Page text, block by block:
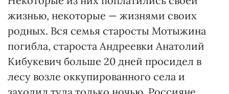
жизнью, некоторые — жизнями своих
родных. Вся семья старосты Мотыжина
погибла, староста Андреевки Анатолий
Кибукевич больше 20 дней просидел в
лесу возле оккупированного села и